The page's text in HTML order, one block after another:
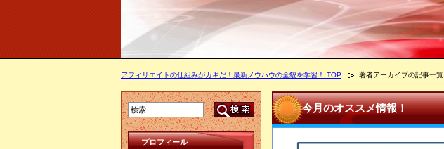
アフィリエイトの仕組みがカギだ！最新ノウハウの全貌を学習！ TOP 著者アーカイブの記事一覧
今月のオススメ情報！
プロフィール